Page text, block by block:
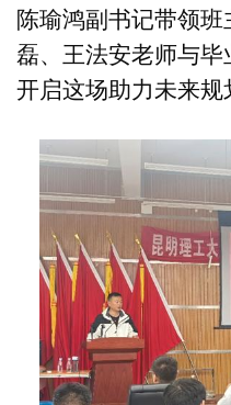
陈瑜鸿副书记带领
磊、王法安老师与
开启这场助力未来规